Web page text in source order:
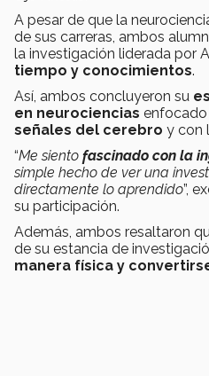
A pesar de que la
de sus carreras, ambos
la investigación liderada por
tiempo y conocimientos.
Así, ambos concluyeron su
en neurociencias enfocado
señales del cerebro y con
“Me siento fascinado con la
simple hecho de ver una
directamente lo aprendido”,
su participación.
Además, ambos resaltaron
de su estancia de
manera física y